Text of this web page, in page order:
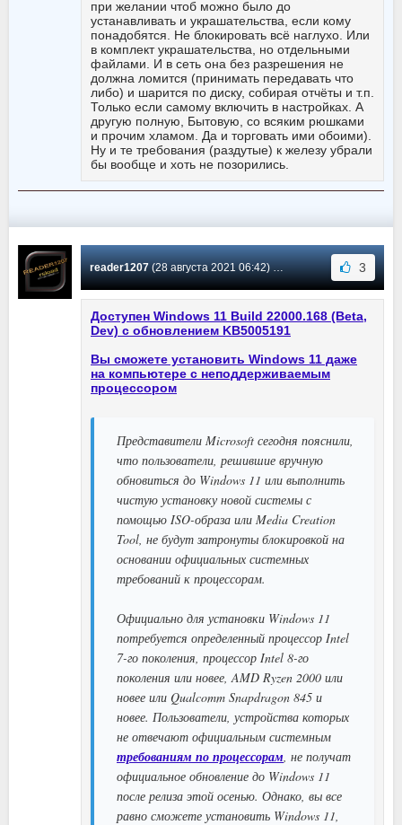
при желании чтоб можно было до
устанавливать и украшательства, если кому
понадобятся. Не блокировать всё наглухо. Или
в комплект украшательства, но отдельными
файлами. И в сеть она без разрешения не
должна ломится (принимать передавать что
либо) и шарится по диску, собирая отчёты и т.п.
Только если самому включить в настройках. А
другую полную, Бытовую, со всяким рюшками
и прочим хламом. Да и торговать ими обоими).
Ну и те требования (раздутые) к железу убрали
бы вообще и хоть не позорились.
reader1207(28 августа 2021 06:42) Сообщение #470 3
Доступен Windows 11 Build 22000.168 (Beta,
Dev) с обновлением KB5005191
Вы сможете установить Windows 11 даже
на компьютере с неподдерживаемым
процессором
Представители Microsoft сегодня пояснили,
что пользователи, решившие вручную
обновиться до Windows 11 или выполнить
чистую установку новой системы с
помощью ISO-образа или Media Creation
Tool, не будут затронуты блокировкой на
основании официальных системных
требований к процессорам.
Официально для установки Windows 11
потребуется определенный процессор Intel
7-го поколения, процессор Intel 8-го
поколения или новее, AMD Ryzen 2000 или
новее или Qualcomm Snapdragon 845 и
новее. Пользователи, устройства которых
не отвечают официальным системным
требованиям по процессорам, не получат
официальное обновление до Windows 11
после релиза этой осенью. Однако, вы все
равно сможете установить Windows 11,